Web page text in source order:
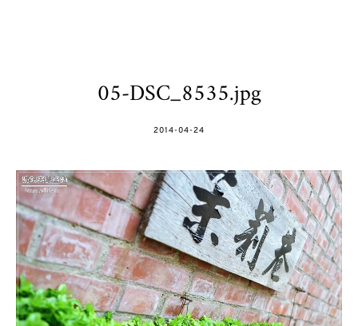
05-DSC_8535.jpg
POSTED
2014-04-24